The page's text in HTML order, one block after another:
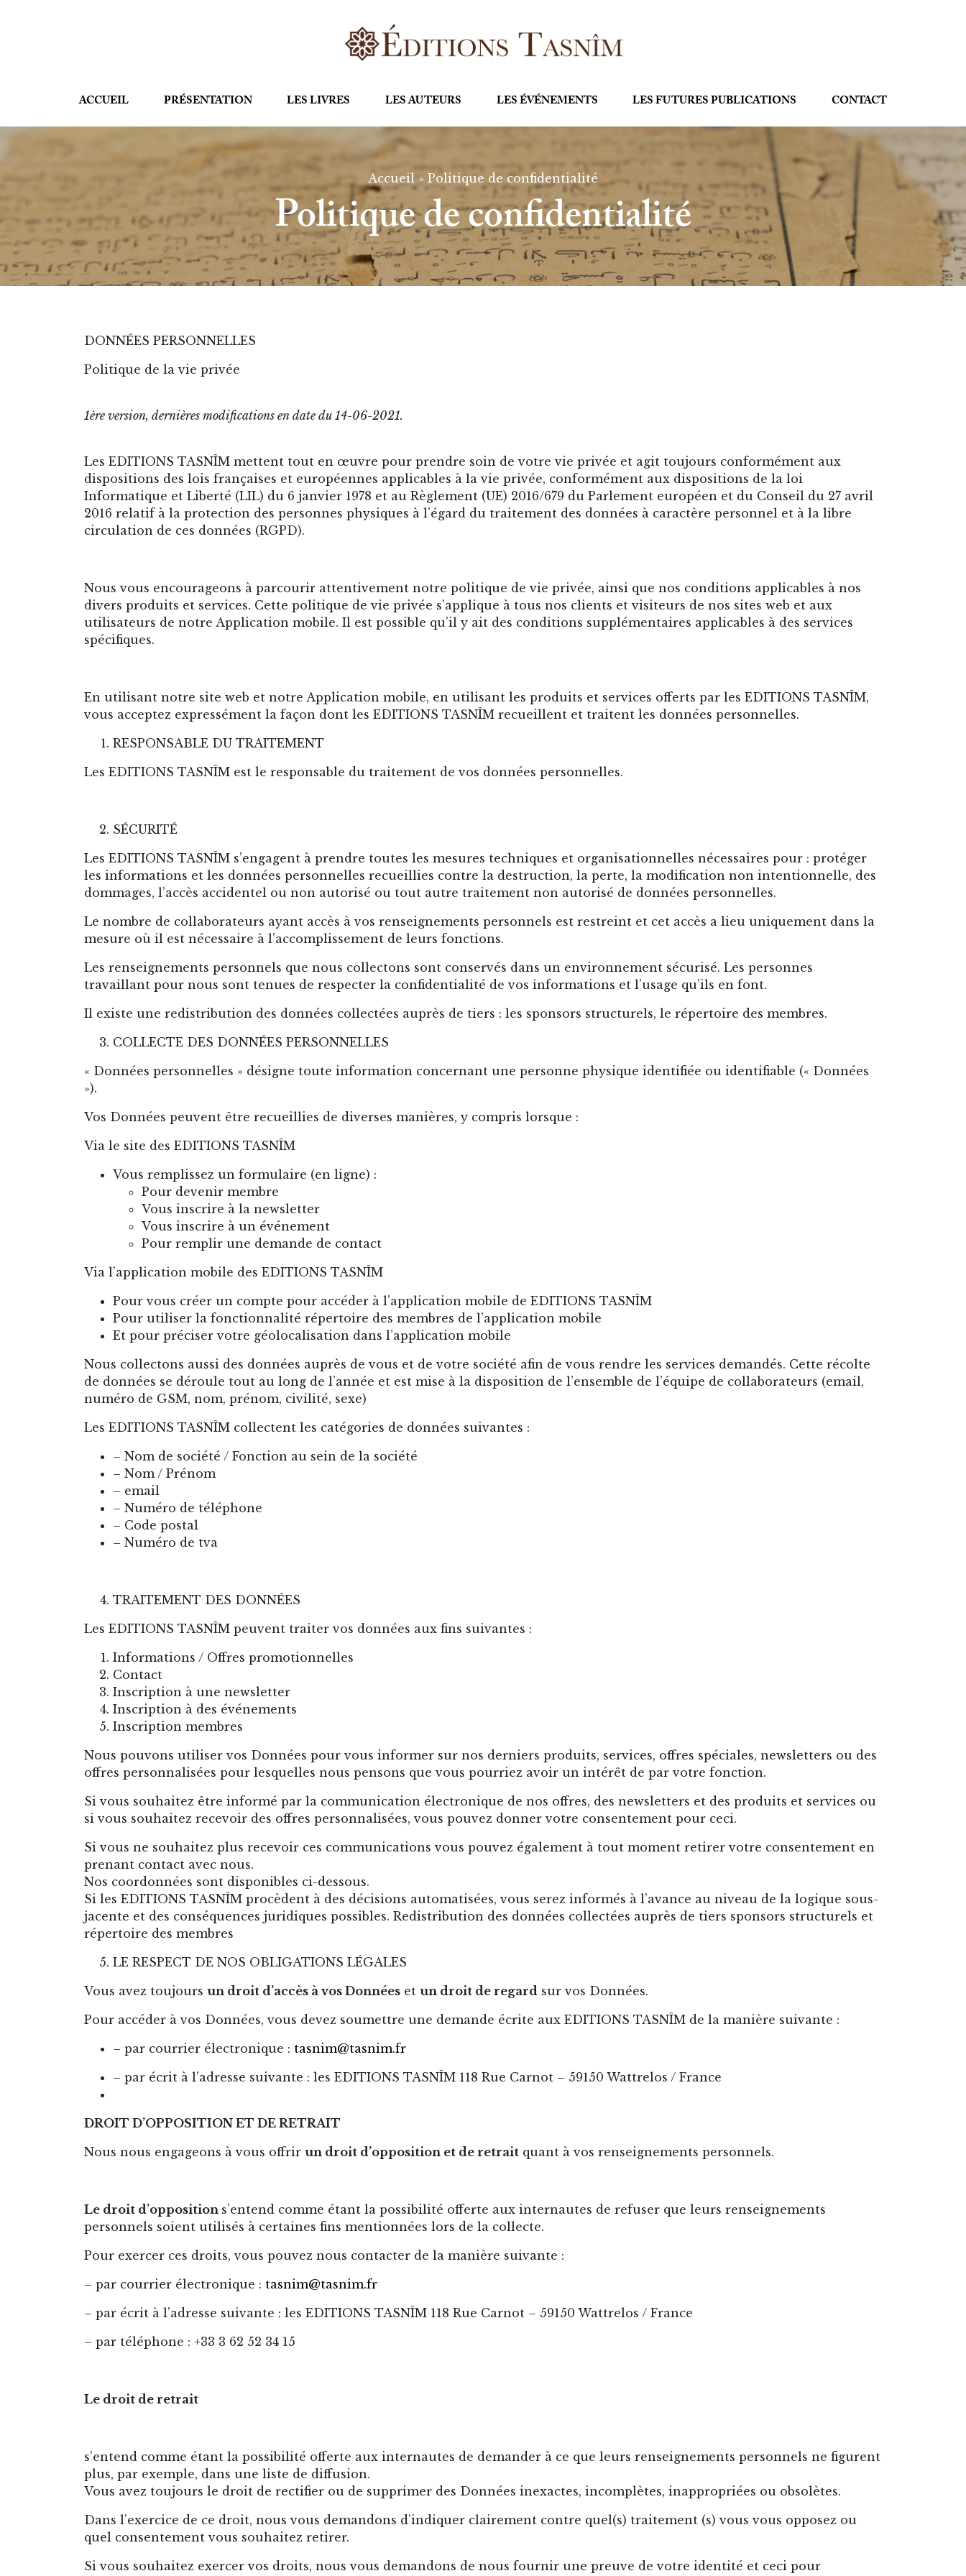
ACCUEIL PRÉSENTATION LES LIVRES LES AUTEURS LES ÉVÉNEMENTS LES FUTURES PUBLICATIONS CONTACT
Accueil » Politique de confidentialité
Politique de confidentialité
DONNÉES PERSONNELLES
Politique de la vie privée
1ère version, dernières modifications en date du 14-06-2021.
Les EDITIONS TASNÎM mettent tout en œuvre pour prendre soin de votre vie privée et agit toujours conformément aux
dispositions des lois françaises et européennes applicables à la vie privée, conformément aux dispositions de la loi
Informatique et Liberté (LIL) du 6 janvier 1978 et au Règlement (UE) 2016/679 du Parlement européen et du Conseil du 27 avril
2016 relatif à la protection des personnes physiques à l’égard du traitement des données à caractère personnel et à la libre
circulation de ces données (RGPD).
Nous vous encourageons à parcourir attentivement notre politique de vie privée, ainsi que nos conditions applicables à nos
divers produits et services. Cette politique de vie privée s’applique à tous nos clients et visiteurs de nos sites web et aux
utilisateurs de notre Application mobile. Il est possible qu’il y ait des conditions supplémentaires applicables à des services
spécifiques.
En utilisant notre site web et notre Application mobile, en utilisant les produits et services offerts par les EDITIONS TASNÎM,
vous acceptez expressément la façon dont les EDITIONS TASNÎM recueillent et traitent les données personnelles.
RESPONSABLE DU TRAITEMENT
Les EDITIONS TASNÎM est le responsable du traitement de vos données personnelles.
SÉCURITÉ
Les EDITIONS TASNÎM s’engagent à prendre toutes les mesures techniques et organisationnelles nécessaires pour : protéger
les informations et les données personnelles recueillies contre la destruction, la perte, la modification non intentionnelle, des
dommages, l’accès accidentel ou non autorisé ou tout autre traitement non autorisé de données personnelles.
Le nombre de collaborateurs ayant accès à vos renseignements personnels est restreint et cet accès a lieu uniquement dans la
mesure où il est nécessaire à l’accomplissement de leurs fonctions.
Les renseignements personnels que nous collectons sont conservés dans un environnement sécurisé. Les personnes
travaillant pour nous sont tenues de respecter la confidentialité de vos informations et l’usage qu’ils en font.
Il existe une redistribution des données collectées auprès de tiers : les sponsors structurels, le répertoire des membres.
COLLECTE DES DONNÉES PERSONNELLES
« Données personnelles » désigne toute information concernant une personne physique identifiée ou identifiable (« Données
»).
Vos Données peuvent être recueillies de diverses manières, y compris lorsque :
Via le site des EDITIONS TASNÎM
Vous remplissez un formulaire (en ligne) :
Pour devenir membre
Vous inscrire à la newsletter
Vous inscrire à un événement
Pour remplir une demande de contact
Via l’application mobile des EDITIONS TASNÎM
Pour vous créer un compte pour accéder à l’application mobile de EDITIONS TASNÎM
Pour utiliser la fonctionnalité répertoire des membres de l’application mobile
Et pour préciser votre géolocalisation dans l’application mobile
Nous collectons aussi des données auprès de vous et de votre société afin de vous rendre les services demandés. Cette récolte
de données se déroule tout au long de l’année et est mise à la disposition de l’ensemble de l’équipe de collaborateurs (email,
numéro de GSM, nom, prénom, civilité, sexe)
Les EDITIONS TASNÎM collectent les catégories de données suivantes :
– Nom de société / Fonction au sein de la société
– Nom / Prénom
– email
– Numéro de téléphone
– Code postal
– Numéro de tva
TRAITEMENT DES DONNÉES
Les EDITIONS TASNÎM peuvent traiter vos données aux fins suivantes :
Informations / Offres promotionnelles
Contact
Inscription à une newsletter
Inscription à des événements
Inscription membres
Nous pouvons utiliser vos Données pour vous informer sur nos derniers produits, services, offres spéciales, newsletters ou des
offres personnalisées pour lesquelles nous pensons que vous pourriez avoir un intérêt de par votre fonction.
Si vous souhaitez être informé par la communication électronique de nos offres, des newsletters et des produits et services ou
si vous souhaitez recevoir des offres personnalisées, vous pouvez donner votre consentement pour ceci.
Si vous ne souhaitez plus recevoir ces communications vous pouvez également à tout moment retirer votre consentement en
prenant contact avec nous.
Nos coordonnées sont disponibles ci-dessous.
Si les EDITIONS TASNÎM procèdent à des décisions automatisées, vous serez informés à l’avance au niveau de la logique sous-
jacente et des conséquences juridiques possibles. Redistribution des données collectées auprès de tiers sponsors structurels et
répertoire des membres
LE RESPECT DE NOS OBLIGATIONS LÉGALES
Vous avez toujours un droit d’accès à vos Données et un droit de regard sur vos Données.
Pour accéder à vos Données, vous devez soumettre une demande écrite aux EDITIONS TASNÎM de la manière suivante :
– par courrier électronique : tasnim@tasnim.fr
– par écrit à l’adresse suivante : les EDITIONS TASNÎM 118 Rue Carnot – 59150 Wattrelos / France
DROIT D’OPPOSITION ET DE RETRAIT
Nous nous engageons à vous offrir un droit d’opposition et de retrait quant à vos renseignements personnels.
Le droit d’opposition s’entend comme étant la possibilité offerte aux internautes de refuser que leurs renseignements
personnels soient utilisés à certaines fins mentionnées lors de la collecte.
Pour exercer ces droits, vous pouvez nous contacter de la manière suivante :
– par courrier électronique : tasnim@tasnim.fr
– par écrit à l’adresse suivante : les EDITIONS TASNÎM 118 Rue Carnot – 59150 Wattrelos / France
– par téléphone : +33 3 62 52 34 15
Le droit de retrait
s’entend comme étant la possibilité offerte aux internautes de demander à ce que leurs renseignements personnels ne figurent
plus, par exemple, dans une liste de diffusion.
Vous avez toujours le droit de rectifier ou de supprimer des Données inexactes, incomplètes, inappropriées ou obsolètes.
Dans l’exercice de ce droit, nous vous demandons d’indiquer clairement contre quel(s) traitement (s) vous vous opposez ou
quel consentement vous souhaitez retirer.
Si vous souhaitez exercer vos droits, nous vous demandons de nous fournir une preuve de votre identité et ceci pour